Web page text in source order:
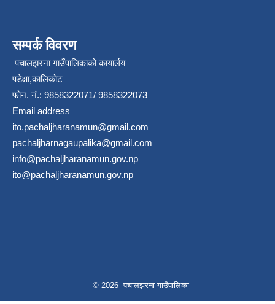
सम्पर्क विवरण
पचालझरना गाउँपालिकाको कायार्लय
पडेक्षा,कालिकोट
फोन. नं.: 9858322071/ 9858322073
Email address
ito.pachaljharanamun@gmail.com
pachaljharnagaupalika@gmail.com
info@pachaljharanamun.gov.np
ito@pachaljharanamun.gov.np
© 2026 पचालझरना गाउँपालिका